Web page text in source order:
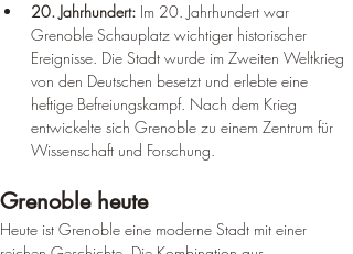
20. Jahrhundert: Im 20. Jahrhundert war
Grenoble Schauplatz wichtiger historischer
Ereignisse. Die Stadt wurde im Zweiten Weltkrieg
von den Deutschen besetzt und erlebte eine
heftige Befreiungskampf. Nach dem Krieg
entwickelte sich Grenoble zu einem Zentrum für
Wissenschaft und Forschung.
Grenoble heute
Heute ist Grenoble eine moderne Stadt mit einer